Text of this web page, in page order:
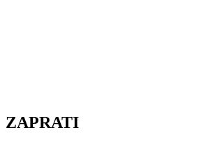
ZAPRATI